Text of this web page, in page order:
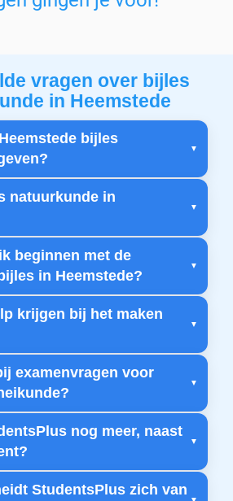
vragen over bijles
in Heemstede
bijles
natuurkunde in
beginnen met de
in Heemstede?
krijgen bij het maken
examenvragen voor
nog meer, naast
StudentsPlus zich van